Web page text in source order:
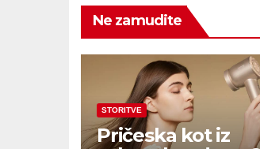
Ne zamudite
STORITVE
Pričeska kot iz